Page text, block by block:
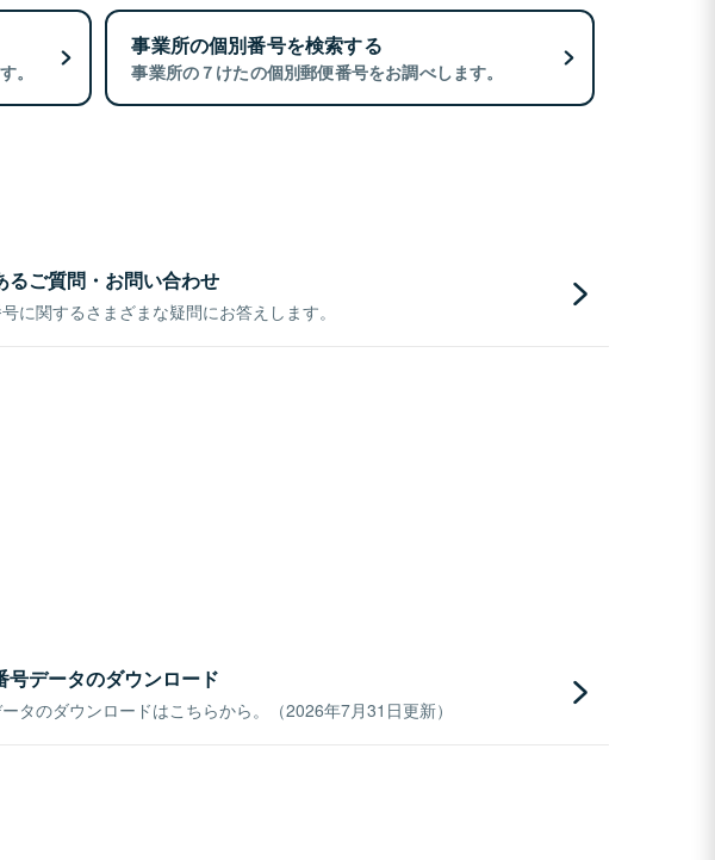
。
事業所の個別番号を検索する
事業所の７けたの個別郵便番号をお調べします。
るご質問・お問い合わせ
に関するさまざまな疑問にお答えします。
号データのダウンロード
タのダウンロードはこちらから。（2026年7月31日更新）